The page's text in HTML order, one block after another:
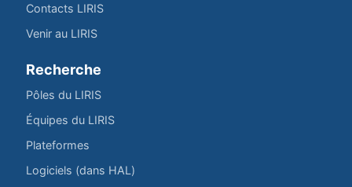
Contacts LIRIS
Venir au LIRIS
Recherche
Pôles du LIRIS
Équipes du LIRIS
Plateformes
Logiciels (dans HAL)